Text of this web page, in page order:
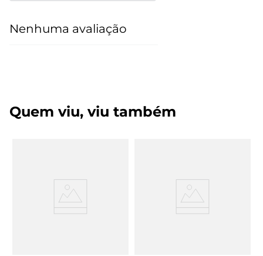
Nenhuma avaliação
Quem viu, viu também